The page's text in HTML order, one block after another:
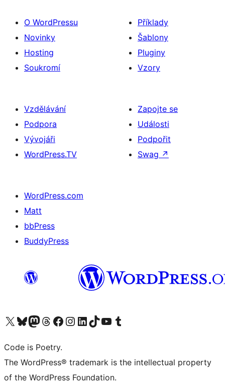
O WordPressu
Novinky
Hosting
Soukromí
Příklady
Šablony
Pluginy
Vzory
Vzdělávání
Podpora
Vývojáři
WordPress.TV
Zapojte se
Události
Podpořit
Swag ↗
WordPress.com
Matt
bbPress
BuddyPress
Navštivte náš účet na X (dříve Twitter)
Navštivte náš Bluesky účetNavštivte náš účet Mastodon
Navštivte náš Threads účetNavštivte naši stránku na Facebooku
Navštivte náš Instagram účetNavštivte náš LinkedIn účetNavštivte náš TikTok účetNavštivte náš YouTube kanálNavštivte náš Tumblr účet
Code is Poetry.
The WordPress® trademark is the intellectual property
of the WordPress Foundation.